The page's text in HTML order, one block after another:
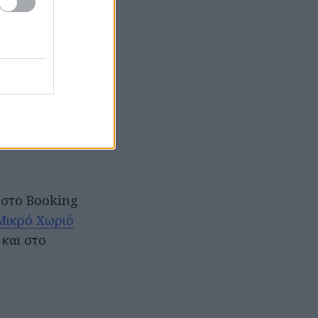
τον μήνα) για
δίκλινο
11
στο Booking
Χωριό
στο